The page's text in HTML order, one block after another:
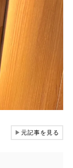
▶元記事を見る